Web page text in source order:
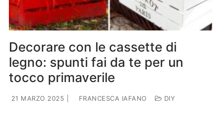
Decorare con le cassette di
legno: spunti fai da te per un
tocco primaverile
21 MARZO 2025 FRANCESCA IAFANO DIY